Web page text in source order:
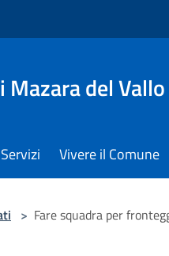
Mazara del Vallo
Servizi Vivere il Comune
> Fare squadra per